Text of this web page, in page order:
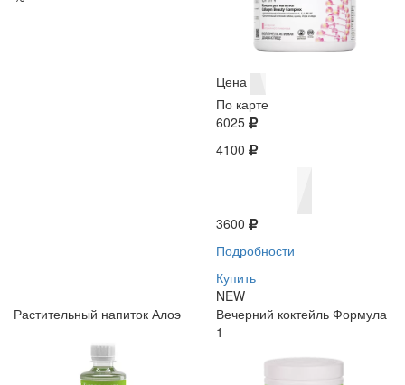
Цена
По карте
6025
4100
3600
Подробности
Купить
NEW
Растительный напиток Алоэ
Вечерний коктейль Формула
1